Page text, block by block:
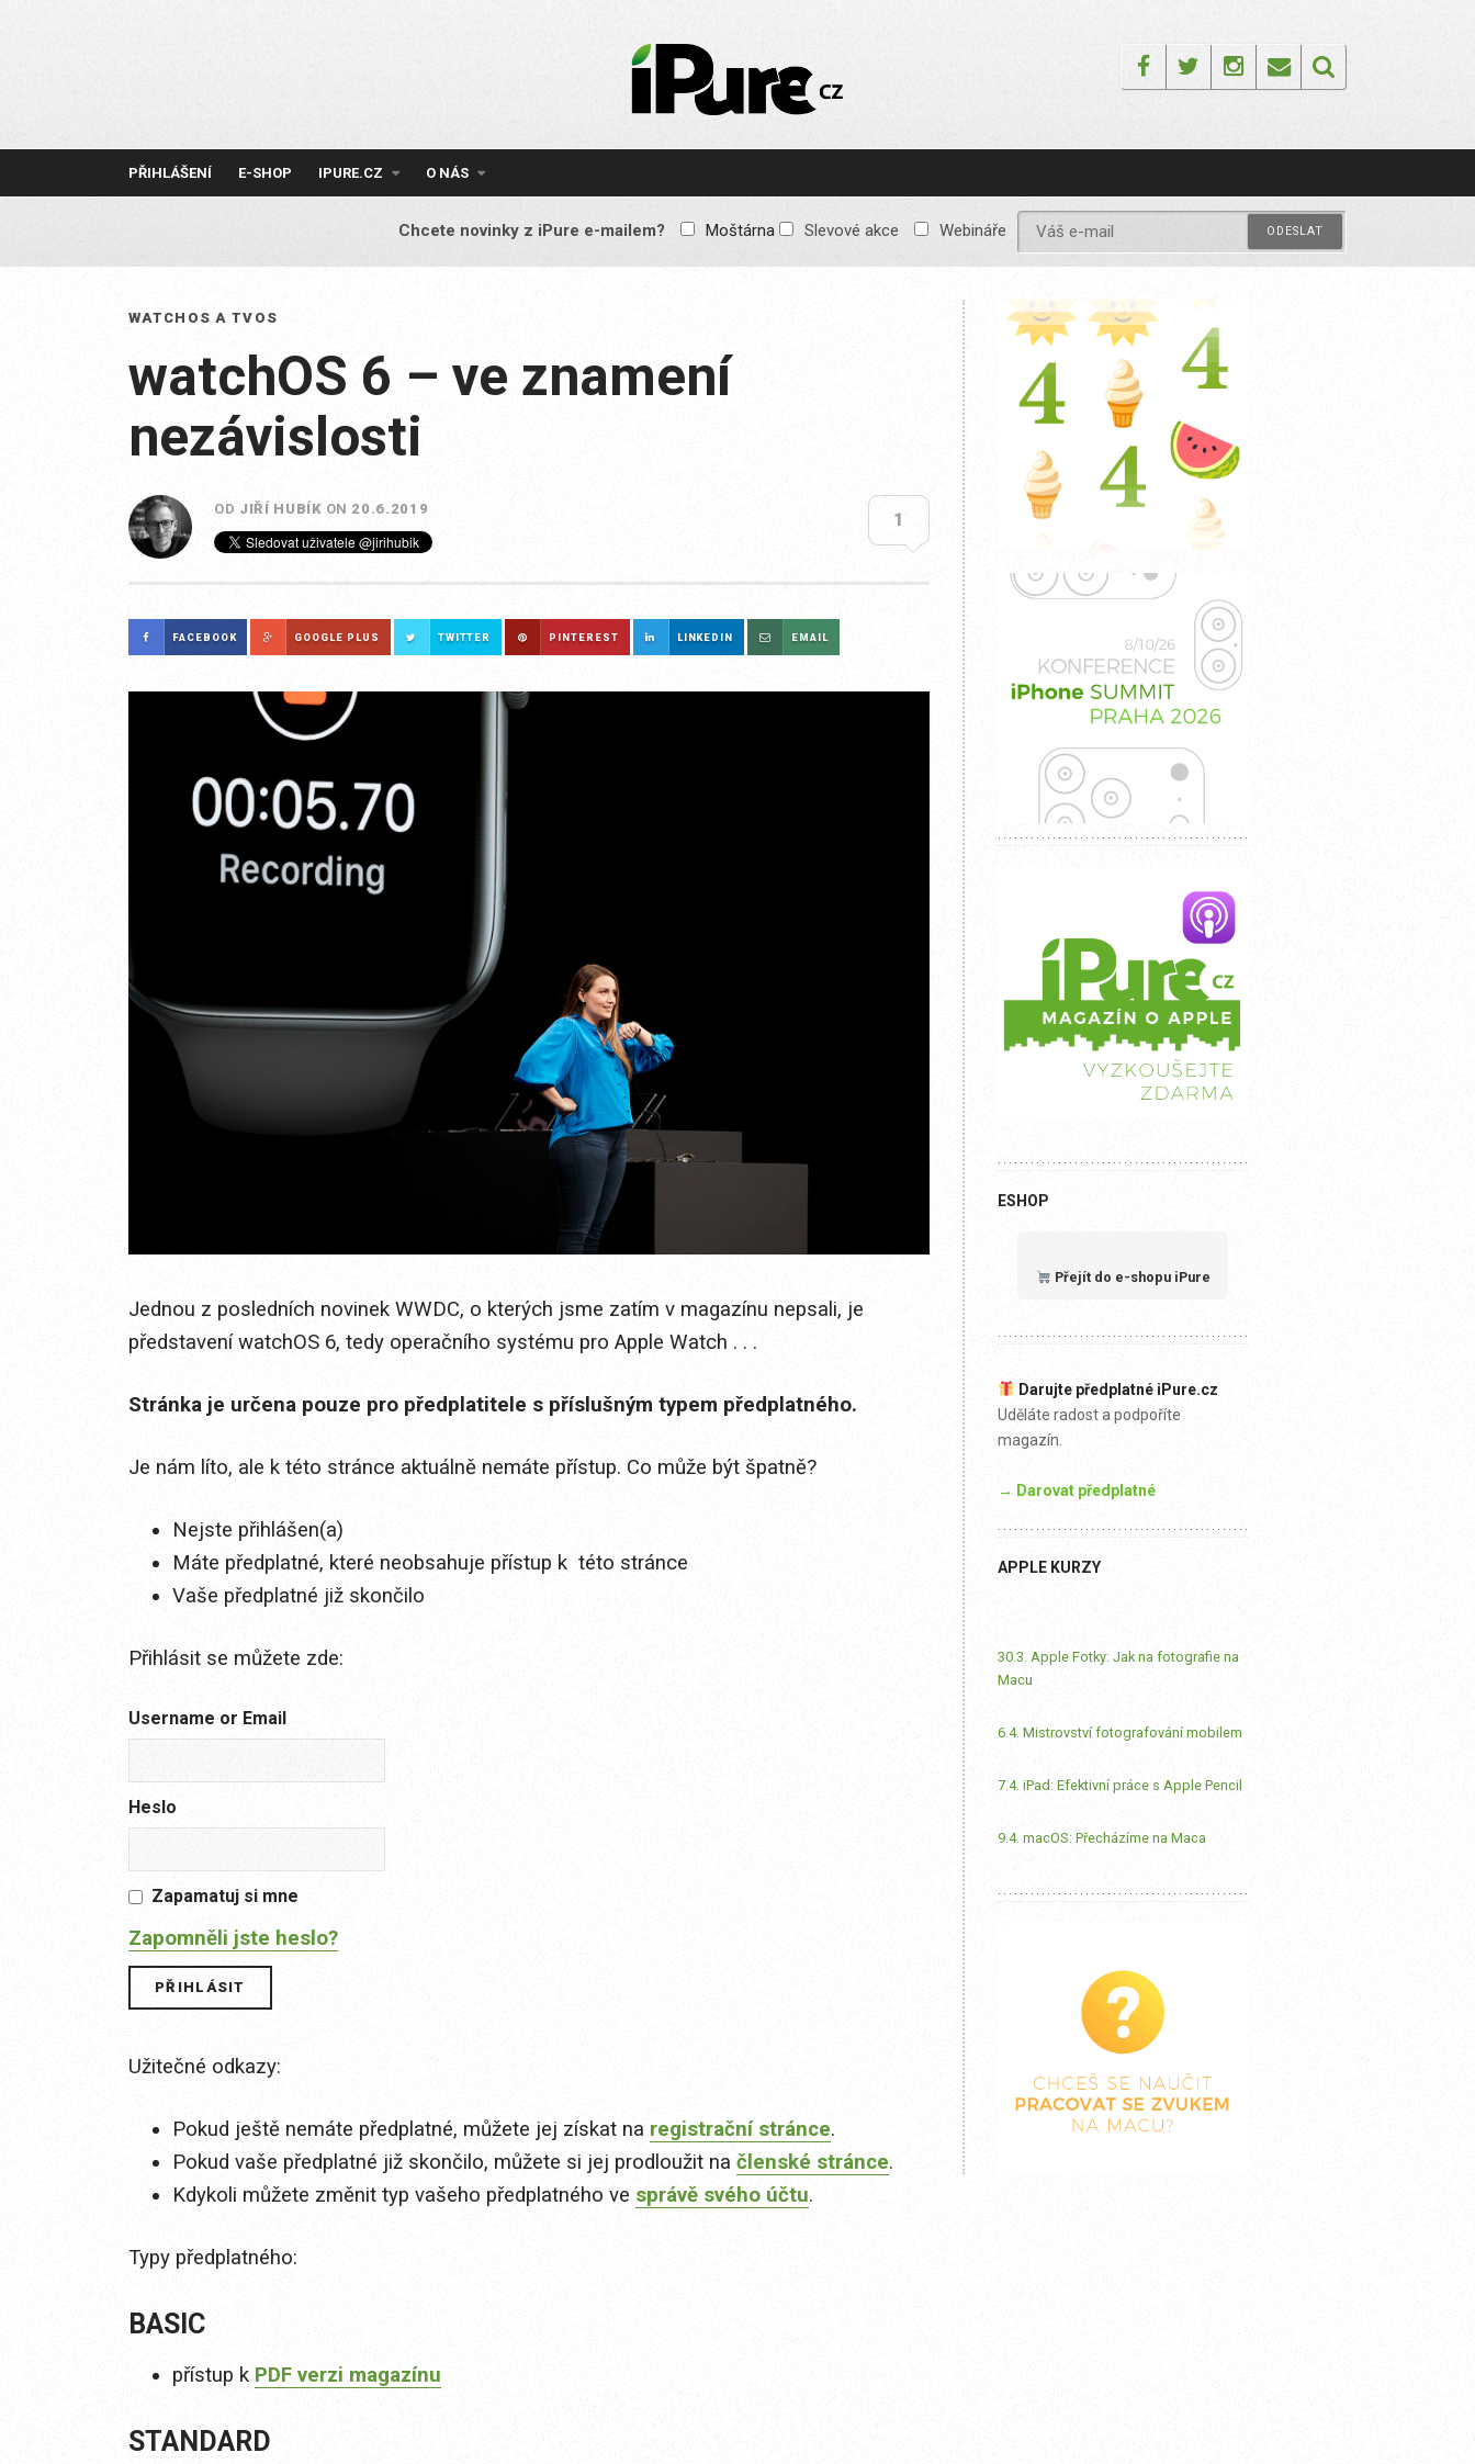
IPURE.CZ
Prémiový Apple e-
reklamy, žádné
obsah pro všechny
FacebookTwitterInstagram
Email
PŘIHLÁŠENÍ E-SHOP IPURE.CZ O NÁS
Chcete novinky z iPure e-mailem? Moštárna Slevové akce Webináře
WATCHOS A TVOS
watchOS 6 – ve znamení
nezávislosti
OD JIŘÍ HUBÍK ON 20.6.2019
1
FACEBOOK GOOGLE PLUS TWITTER PINTEREST LINKEDIN EMAIL
Jednou z posledních novinek WWDC, o kterých jsme zatím v magazínu nepsali, je
představení watchOS 6, tedy operačního systému pro Apple Watch . . .
Stránka je určena pouze pro předplatitele s příslušným typem předplatného.
Je nám líto, ale k této stránce aktuálně nemáte přístup. Co může být špatně?
Nejste přihlášen(a)
Máte předplatné, které neobsahuje přístup k této stránce
Vaše předplatné již skončilo
Přihlásit se můžete zde:
Username or Email
Heslo
Zapamatuj si mne
Zapomněli jste heslo?
Užitečné odkazy:
Pokud ještě nemáte předplatné, můžete jej získat na registrační stránce.
Pokud vaše předplatné již skončilo, můžete si jej prodloužit na členské stránce.
Kdykoli můžete změnit typ vašeho předplatného ve správě svého účtu.
Typy předplatného:
BASIC
přístup k PDF verzi magazínu
STANDARD
ESHOP
Přejít do e-shopu iPure
Darujte předplatné iPure.cz
Uděláte radost a podpoříte
magazín.
→ Darovat předplatné
APPLE KURZY
30.3. Apple Fotky: Jak na fotografie na
Macu
6.4. Mistrovství fotografování mobilem
7.4. iPad: Efektivní práce s Apple Pencil
9.4. macOS: Přecházíme na Maca